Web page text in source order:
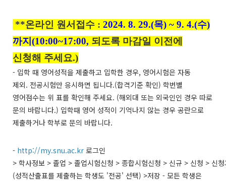
**온라인 원서접수 : 2024. 8. 29.(목) ~ 9. 4.(수)
까지(10:00~17:00, 되도록 마감일 이전에
신청해 주세요.)
- 입학 때 영어성적을 제출하고 입학한 경우, 영어시험은 자동
제외. 전공시험만 응시하면 됩니다.(합격기준 확인) 학번별
영어점수는 위 표를 확인해 주세요. (해외대 또는 외국인인 경우 따로
문의 바랍니다.) 입학때 영어 성적이 기억나지 않는 경우 공란으로
제출하거나 학부로 문의 바랍니다.
- http://my.snu.ac.kr 로그인
> 학사정보 > 졸업 > 졸업시험신청 > 종합시험신청 > 신규 > 신청 > 신
(성적산출표를 제출하는 학생도 '전공' 선택) >저장 - 모든 학생은